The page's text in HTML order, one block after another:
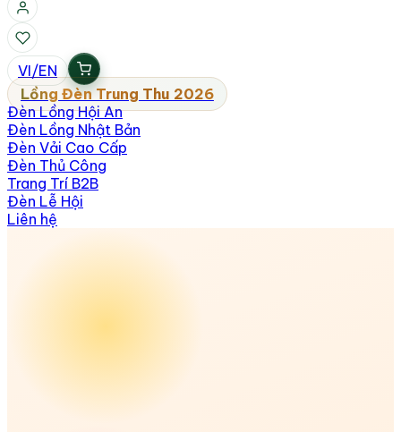
VI/EN
Lồng Đèn Trung Thu 2026
Đèn Lồng Hội An
Đèn Lồng Nhật Bản
Đèn Vải Cao Cấp
Đèn Thủ Công
Trang Trí B2B
Đèn Lễ Hội
Liên hệ